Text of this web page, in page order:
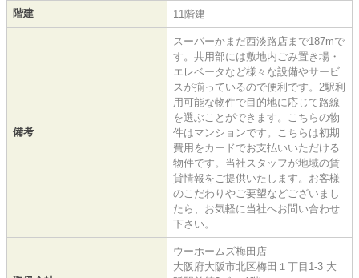
階建 11階建
備考
スーパーかまだ西淡路店まで187mで
す。共用部には敷地内ごみ置き場・
エレベータなど様々な設備やサービ
スが揃っているので便利です。2駅利
用可能な物件で目的地に応じて路線
を選ぶことができます。こちらの物
件はマンションです。こちらは初期
費用をカードでお支払いいただける
物件です。当社スタッフが地域の賃
貸情報をご提供いたします。お客様
のこだわりやご要望などございまし
たら、お気軽に当社へお問い合わせ
下さい。
ウーホームズ梅田店
大阪府大阪市北区梅田１丁目1-3 大